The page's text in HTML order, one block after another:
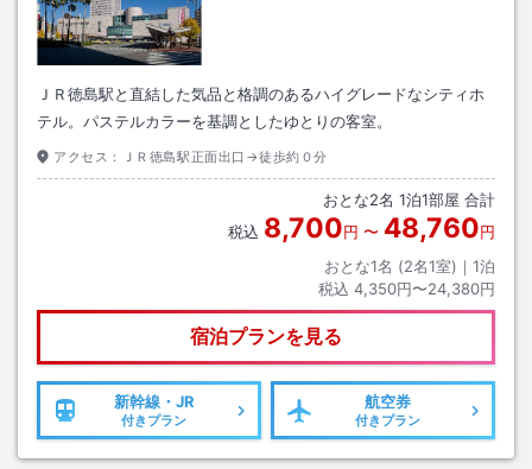
ＪＲ徳島駅と直結した気品と格調のあるハイグレードなシティホ
テル。パステルカラーを基調としたゆとりの客室。
アクセス： ＪＲ徳島駅正面出口→徒歩約０分
おとな2名 1泊1部屋 合計
税込 8,700円 〜 48,760円
おとな1名 (2名1室)｜ 1泊
税込 4,350円〜24,380円
宿泊プランを見る
新幹線・JR
付きプラン
航空券
付きプラン